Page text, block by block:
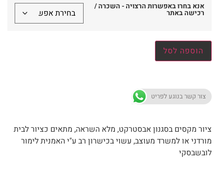
אנא בחרו באפשרות הרצויה - השכרה /
רכישה באתר
הוספה לסל
צור קשר בנוגע לפריט
ציור מקסים בסגנון אבסטרקט, מלא השראה, מתאים כציור לבית
מורדני או למשרד מעוצב, עשוי בכישרון רב ע"י האמנית לימור
לובשבסקי